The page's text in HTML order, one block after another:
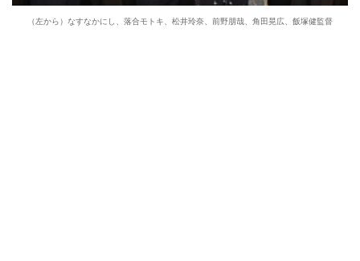
（左から）なすなかにし、落合モトキ、松井玲奈、前野朋哉、角田晃広、飯塚健監督